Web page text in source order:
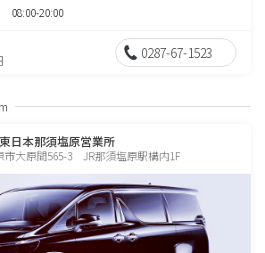
08:00-20:00
0287-67-1523
日本那須塩原営業所
市大原間565-3 JR那須塩原駅構内1F